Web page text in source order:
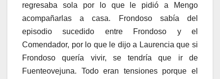
regresaba sola por lo que le pidió a Mengo
acompañarlas a casa. Frondoso sabía del
episodio sucedido entre Frondoso y el
Comendador, por lo que le dijo a Laurencia que si
Frondoso quería vivir, se tendría que ir de
Fuenteovejuna. Todo eran tensiones porque el